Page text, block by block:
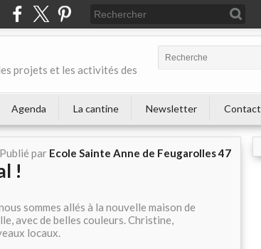
projets et les activités des
Agenda La cantine Newsletter Contact
Publié par Ecole Sainte Anne de Feugarolles 47
!
sommes allés à la nouvelle maison de
avec de belles couleurs. Christine,
locaux.